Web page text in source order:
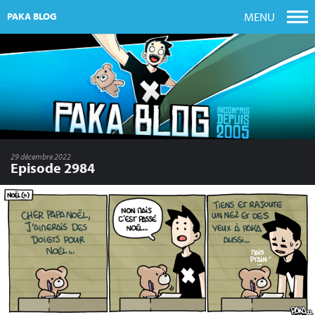
PAKA BLOG MENU
29 décembre 2022
Episode 2984